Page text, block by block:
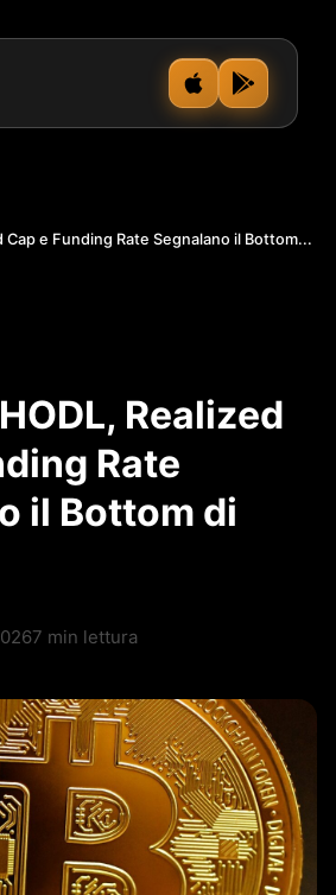
Cap e Funding Rate Segnalano il Bottom...
Realized
Rate
il Bottom di
7 min lettura